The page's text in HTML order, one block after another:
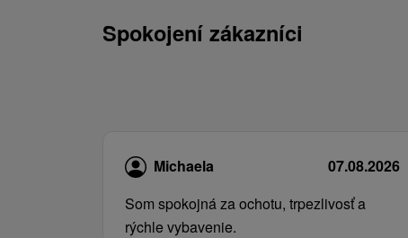
Spokojení zákazníci
Michaela
07.08.2026
Som spokojná za ochotu, trpezlivosť a
rýchle vybavenie.